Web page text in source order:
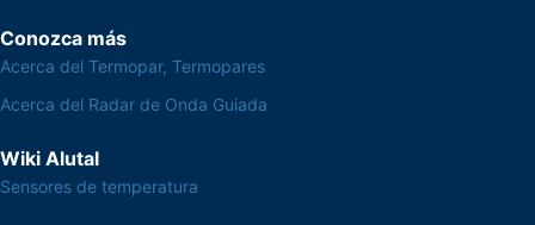
Conozca más
Acerca del Termopar, Termopares
Acerca del Radar de Onda Guiada
Wiki Alutal
Sensores de temperatura